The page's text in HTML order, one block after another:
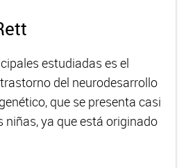
estudiadas es el
del neurodesarrollo
que se presenta casi
niñas, ya que está originado